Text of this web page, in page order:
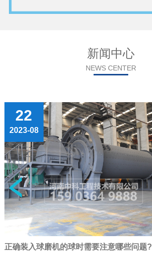
新闻中心
NEWS CENTER
22
2023-08
正确装入球磨机的球时需要注意哪些问题?